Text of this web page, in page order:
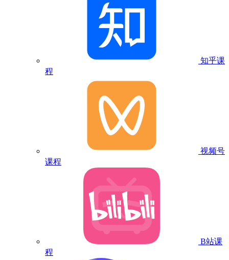
知乎课
程
视频号
课程
B站课
程